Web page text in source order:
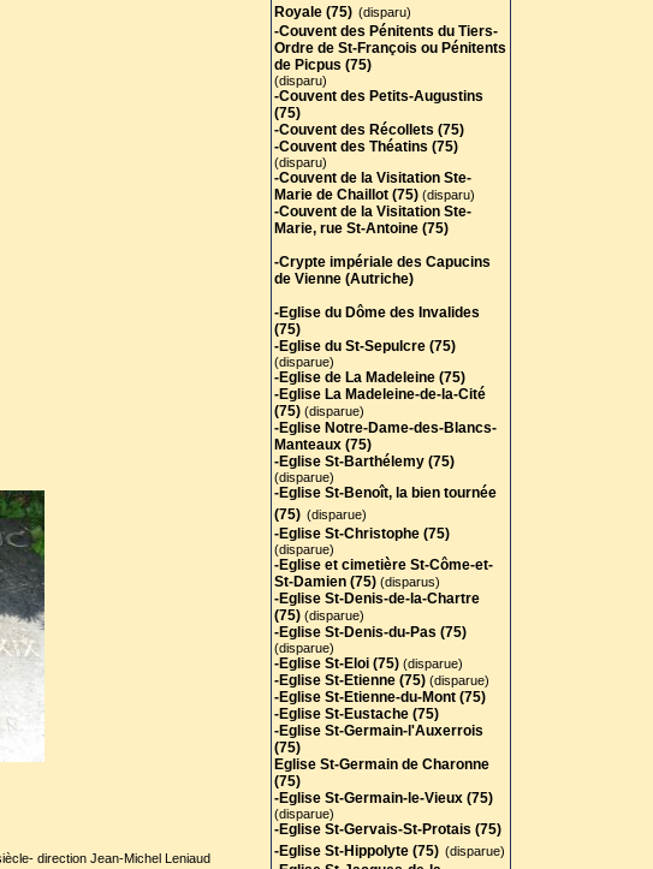
direction Jean-Michel Leniaud
Royale (75) (disparu)
-Couvent des Pénitents du Tiers-
Ordre de St-François ou Pénitents
de Picpus (75)
(disparu)
-Couvent des Petits-Augustins
(75)
-Couvent des Récollets (75)
-Couvent des Théatins (75)
(disparu)
-Couvent de la Visitation Ste-
Marie de Chaillot (75)(disparu)
-Couvent de la Visitation Ste-
Marie, rue St-Antoine (75)
-Crypte impériale des Capucins
de Vienne (Autriche)
-Eglise du Dôme des Invalides
(75)
-Eglise du St-Sepulcre (75)
(disparue)
-Eglise de La Madeleine (75)
-Eglise La Madeleine-de-la-Cité
(75) (disparue)
-Eglise Notre-Dame-des-Blancs-
Manteaux (75)
-Eglise St-Barthélemy (75)
(disparue)
-Eglise St-Benoît, la bien tournée
(75) (disparue)
-Eglise St-Christophe (75)
(disparue)
-Eglise et cimetière St-Côme-et-
St-Damien (75) (disparus)
-Eglise St-Denis-de-la-Chartre
(75) (disparue)
-Eglise St-Denis-du-Pas (75)
(disparue)
-Eglise St-Eloi (75)(disparue)
-Eglise St-Etienne (75) (disparue)
-Eglise St-Etienne-du-Mont (75)
-Eglise St-Eustache (75)
-Eglise St-Germain-l'Auxerrois
(75)
Eglise St-Germain de Charonne
(75)
-Eglise St-Germain-le-Vieux (75)
(disparue)
-Eglise St-Gervais-St-Protais (75)
-Eglise St-Hippolyte (75) (disparue)